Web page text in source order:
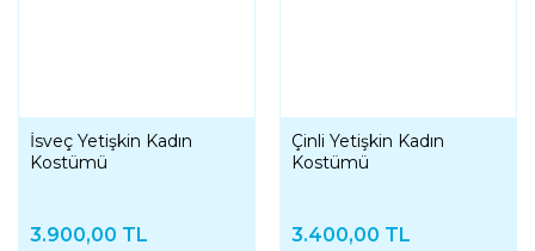
İsveç Yetişkin Kadın
Kostümü
3.900,00 TL
Çinli Yetişkin Kadın
Kostümü
3.400,00 TL